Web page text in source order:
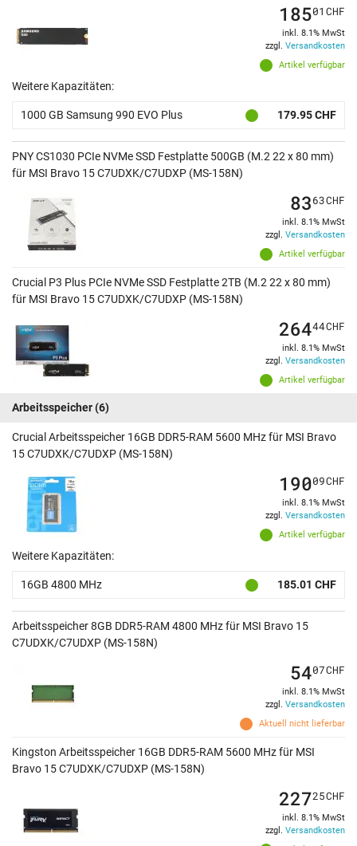
Artikel verfügbar
18501 CHF
inkl. 8.1% MwSt
zzgl. Versandkosten
Weitere Kapazitäten:
1000 GB Samsung 990 EVO Plus 179.95 CHF
PNY CS1030 PCIe NVMe SSD Festplatte 500GB (M.2 22 x 80 mm)
für MSI Bravo 15 C7UDXK/C7UDXP (MS-158N)
Artikel verfügbar
8363CHF
inkl. 8.1% MwSt
zzgl. Versandkosten
Crucial P3 Plus PCIe NVMe SSD Festplatte 2TB (M.2 22 x 80 mm)
für MSI Bravo 15 C7UDXK/C7UDXP (MS-158N)
Artikel verfügbar
26444CHF
inkl. 8.1% MwSt
zzgl. Versandkosten
Arbeitsspeicher(6)
Crucial Arbeitsspeicher 16GB DDR5-RAM 5600 MHz für MSI Bravo
15 C7UDXK/C7UDXP (MS-158N)
Artikel verfügbar
19009CHF
inkl. 8.1% MwSt
zzgl. Versandkosten
Weitere Kapazitäten:
16GB 4800 MHz 185.01 CHF
Arbeitsspeicher 8GB DDR5-RAM 4800 MHz für MSI Bravo 15
C7UDXK/C7UDXP (MS-158N)
Aktuell nicht lieferbar
5407CHF
inkl. 8.1% MwSt
zzgl. Versandkosten
Kingston Arbeitsspeicher 16GB DDR5-RAM 5600 MHz für MSI
Bravo 15 C7UDXK/C7UDXP (MS-158N)
22725CHF
inkl. 8.1% MwSt
zzgl. Versandkosten